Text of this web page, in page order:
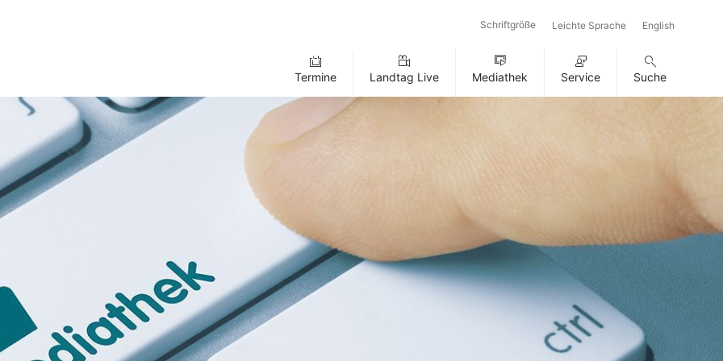
Schriftgröße Leichte Sprache English
Termine Landtag Live Mediathek Service Suche